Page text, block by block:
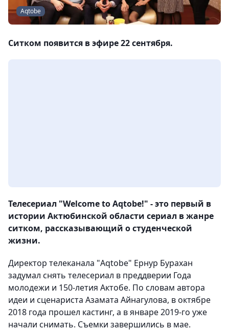
Aqtobe
Ситком появится в эфире 22 сентября.
Телесериал "Welcome to Aqtobe!" - это первый в
истории Актюбинской области сериал в жанре
ситком, рассказывающий о студенческой
жизни.
Директор телеканала "Aqtobe" Ернур Бурахан
задумал снять телесериал в преддверии Года
молодежи и 150-летия Актобе. По словам автора
идеи и сценариста Азамата Айнагулова, в октябре
2018 года прошел кастинг, а в январе 2019-го уже
начали снимать. Съемки завершились в мае.